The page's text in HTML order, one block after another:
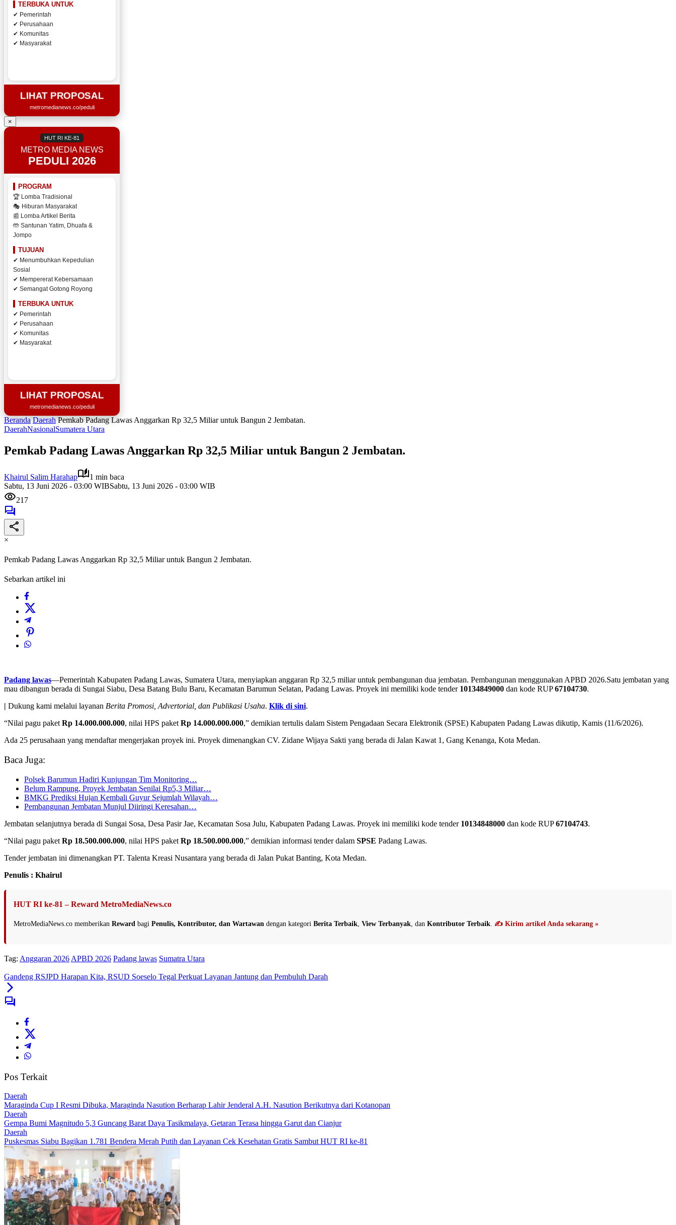
TERBUKA UNTUK
✔ Pemerintah
✔ Perusahaan
✔ Komunitas
✔ Masyarakat
LIHAT PROPOSAL
metromedianews.co/peduli
×
HUT RI KE-81
METRO MEDIA NEWS
PEDULI 2026
PROGRAM
🏆 Lomba Tradisional
🎭 Hiburan Masyarakat
📰 Lomba Artikel Berita
🤲 Santunan Yatim, Dhuafa &
Jompo
TUJUAN
✔ Menumbuhkan Kepedulian
Sosial
✔ Mempererat Kebersamaan
✔ Semangat Gotong Royong
TERBUKA UNTUK
✔ Pemerintah
✔ Perusahaan
✔ Komunitas
✔ Masyarakat
LIHAT PROPOSAL
metromedianews.co/peduli
Beranda Daerah Pemkab Padang Lawas Anggarkan Rp 32,5 Miliar untuk Bangun 2 Jembatan.
DaerahNasionalSumatera Utara
Pemkab Padang Lawas Anggarkan Rp 32,5 Miliar untuk Bangun 2 Jembatan.
Khairul Salim Harahap
1 min baca
Sabtu, 13 Juni 2026 - 03:00 WIBSabtu, 13 Juni 2026 - 03:00 WIB
217
×
Pemkab Padang Lawas Anggarkan Rp 32,5 Miliar untuk Bangun 2 Jembatan.
Sebarkan artikel ini
Padang lawas—Pemerintah Kabupaten Padang Lawas, Sumatera Utara, menyiapkan anggaran Rp 32,5 miliar untuk pembangunan dua jembatan. Pembangunan menggunakan APBD 2026.Satu jembatan yang
mau dibangun berada di Sungai Siabu, Desa Batang Bulu Baru, Kecamatan Barumun Selatan, Padang Lawas. Proyek ini memiliki kode tender 10134849000 dan kode RUP67104730.
| Dukung kami melalui layanan Berita Promosi, Advertorial, dan Publikasi Usaha. Klik di sini.
“Nilai pagu paket Rp 14.000.000.000, nilai HPS paket Rp 14.000.000.000,” demikian tertulis dalam Sistem Pengadaan Secara Elektronik (SPSE) Kabupaten Padang Lawas dikutip, Kamis (11/6/2026).
Ada 25 perusahaan yang mendaftar mengerjakan proyek ini. Proyek dimenangkan CV. Zidane Wijaya Sakti yang berada di Jalan Kawat 1, Gang Kenanga, Kota Medan.
Baca Juga:
Polsek Barumun Hadiri Kunjungan Tim Monitoring…
Belum Rampung, Proyek Jembatan Senilai Rp5,3 Miliar…
BMKG Prediksi Hujan Kembali Guyur Sejumlah Wilayah…
Pembangunan Jembatan Munjul Diiringi Keresahan…
Jembatan selanjutnya berada di Sungai Sosa, Desa Pasir Jae, Kecamatan Sosa Julu, Kabupaten Padang Lawas. Proyek ini memiliki kode tender 10134848000 dan kode RUP67104743.
“Nilai pagu paket Rp 18.500.000.000, nilai HPS paket Rp 18.500.000.000,” demikian informasi tender dalam SPSE Padang Lawas.
Tender jembatan ini dimenangkan PT. Talenta Kreasi Nusantara yang berada di Jalan Pukat Banting, Kota Medan.
Penulis : Khairul
HUT RI ke-81 – Reward MetroMediaNews.co
MetroMediaNews.co memberikan Reward bagi Penulis, Kontributor, dan Wartawan dengan kategori Berita Terbaik View Terbanyak , dan Kontributor Terbaik ✍️ Kirim artikel Anda sekarang »
Tag: Anggaran 2026 APBD 2026 Padang lawas Sumatra Utara
Gandeng RSJPD Harapan Kita, RSUD Soeselo Tegal Perkuat Layanan Jantung dan Pembuluh Darah
Pos Terkait
Daerah
Maraginda Cup I Resmi Dibuka, Maraginda Nasution Berharap Lahir Jenderal A.H. Nasution Berikutnya dari Kotanopan
Daerah
Gempa Bumi Magnitudo 5,3 Guncang Barat Daya Tasikmalaya, Getaran Terasa hingga Garut dan Cianjur
Daerah
Puskesmas Siabu Bagikan 1.781 Bendera Merah Putih dan Layanan Cek Kesehatan Gratis Sambut HUT RI ke-81